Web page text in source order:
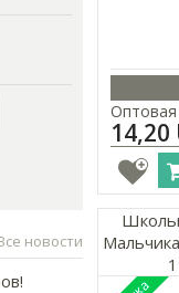
новости
Оптовая
14,20